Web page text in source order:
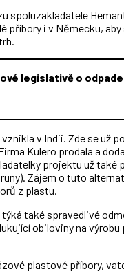
spoluzakladatele
příbory i v Německu,
legislativě o
v Indii. Zde se už
Kulero prodala a
projektu už také
Zájem o tuto
z plastu.
také spravedlivé
obiloviny na výrobu
plastové příbory,